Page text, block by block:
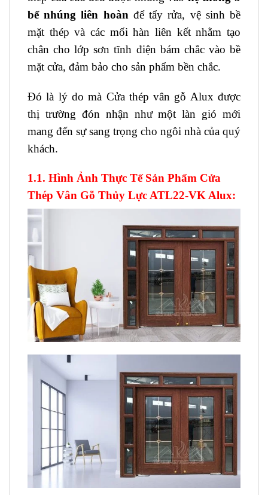
bể nhúng liên hoàn để tẩy rửa, vệ sinh bề
mặt thép và các mối hàn liên kết nhằm tạo
chân cho lớp sơn tĩnh điện bám chắc vào bề
mặt cửa, đảm bảo cho sản phẩm bền chắc.
Đó là lý do mà Cửa thép vân gỗ Alux được
thị trường đón nhận như một làn gió mới
mang đến sự sang trọng cho ngôi nhà của quý
khách.
1.1. Hình Ảnh Thực Tế Sản Phẩm Cửa
Thép Vân Gỗ Thủy Lực ATL22-VK Alux: